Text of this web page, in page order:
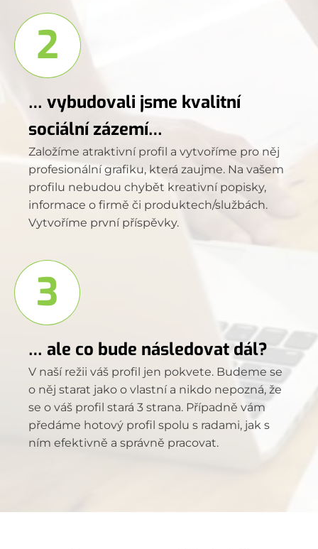
2
… vybudovali jsme kvalitní
sociální zázemí…
Založíme atraktivní profil a vytvoříme pro něj
profesionální grafiku, která zaujme. Na vašem
profilu nebudou chybět kreativní popisky,
informace o firmě či produktech/službách.
Vytvoříme první příspěvky.
3
… ale co bude následovat dál?
V naší režii váš profil jen pokvete. Budeme se
o něj starat jako o vlastní a nikdo nepozná, že
se o váš profil stará 3 strana. Případně vám
předáme hotový profil spolu s radami, jak s
ním efektivně a správně pracovat.